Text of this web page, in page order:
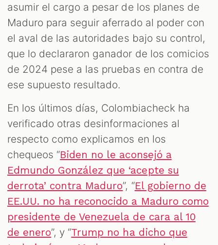
asumir el cargo a pesar de los planes de
Maduro para seguir aferrado al poder con
el aval de las autoridades bajo su control,
que lo declararon ganador de los comicios
de 2024 pese a las pruebas en contra de
ese supuesto resultado.
En los últimos días, Colombiacheck ha
verificado otras desinformaciones al
respecto como explicamos en los
chequeos “Biden no le aconsejó a
Edmundo González que ‘acepte su
derrota’ contra Maduro”, “El gobierno de
EE.UU. no ha reconocido a Maduro como
presidente de Venezuela de cara al 10
de enero”, y “Trump no ha dicho que